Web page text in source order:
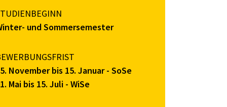
und Sommersemester
November bis 15. Januar - SoSe
Mai bis 15. Juli - WiSe